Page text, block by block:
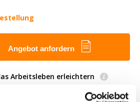
Angebot anfordern
Arbeitsleben erleichtern